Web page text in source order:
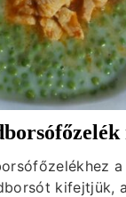
a
kifejtjük, a